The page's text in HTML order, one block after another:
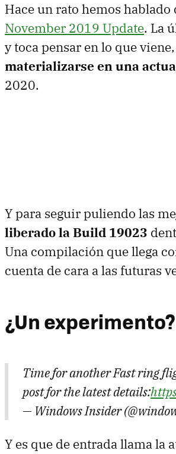
Hace un rato hemos hablado
November 2019 Update. La
y toca pensar en lo que
materializarse en una
2020.
Y para seguir puliendo las
liberado la Build 19023
Una compilación que llega
cuenta de cara a las futuras
¿Un experimento?
Time for another Fast ring
post for the latest details:
— Windows Insider
Y es que de entrada llama la